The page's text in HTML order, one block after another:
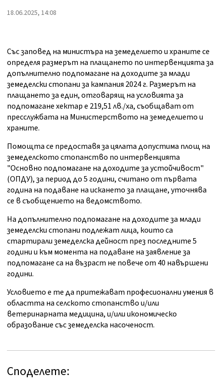
18.06.2025, 14:08
Със заповед на министъра на земеделието и храните се
определя размерът на плащането по интервенцията за
допълнително подпомагане на доходите за млади
земеделски стопани за кампания 2024 г. Размерът на
плащането за един, отговарящ на условията за
подпомагане хектар е 219,51 лв./ха, съобщават от
пресслужбата на Министерството на земеделието и
храните.
Помощта се предоставя за цялата допустима площ на
земеделското стопанство по интервенцията
"Основно подпомагане на доходите за устойчивост"
(ОПДУ), за период до 5 години, считано от първата
година на подаване на искането за плащане, уточнява
се в съобщението на ведомството.
На допълнително подпомагане на доходите за млади
земеделски стопани подлежат лица, които са
стартирали земеделска дейност през последните 5
години и към момента на подаване на заявление за
подпомагане са на възраст не повече от 40 навършени
години.
Условието е те да притежават професионални умения в
областта на селското стопанство и/или
ветеринарната медицина, и/или икономическо
образование със земеделска насоченост.
Споделете: